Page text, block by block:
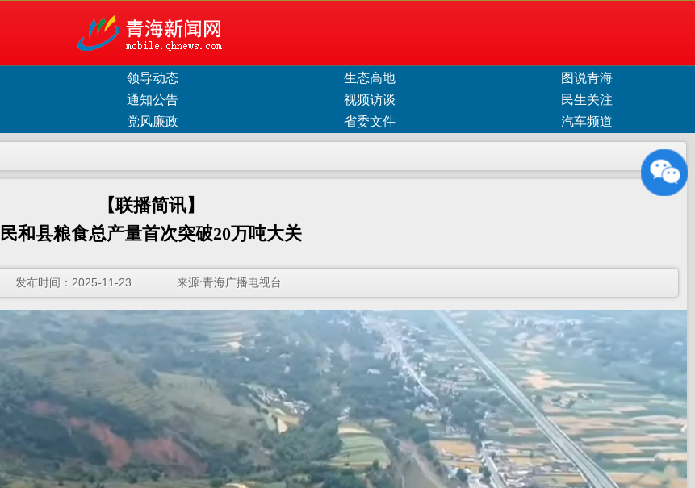
领导动态 生态高地
图说青海
通知公告 视频访谈
民生关注
党风廉政 省委文件 汽车频道
【联播简讯】
民和县粮食总产量首次突破20万吨大关
发布时间：2025-11-23 来源:青海广播电视台